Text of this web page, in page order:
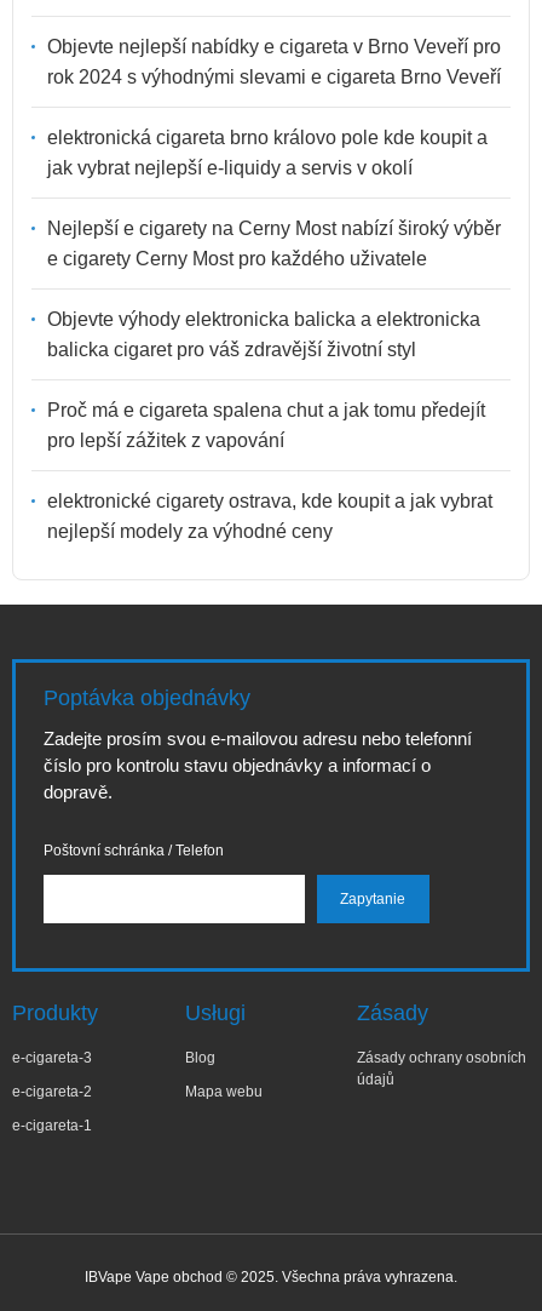
Objevte nejlepší nabídky e cigareta v Brno Veveří pro
rok 2024 s výhodnými slevami e cigareta Brno Veveří
elektronická cigareta brno královo pole kde koupit a
jak vybrat nejlepší e-liquidy a servis v okolí
Nejlepší e cigarety na Cerny Most nabízí široký výběr
e cigarety Cerny Most pro každého uživatele
Objevte výhody elektronicka balicka a elektronicka
balicka cigaret pro váš zdravější životní styl
Proč má e cigareta spalena chut a jak tomu předejít
pro lepší zážitek z vapování
elektronické cigarety ostrava, kde koupit a jak vybrat
nejlepší modely za výhodné ceny
Poptávka objednávky
Zadejte prosím svou e-mailovou adresu nebo telefonní
číslo pro kontrolu stavu objednávky a informací o
dopravě.
Poštovní schránka / Telefon
Produkty
e-cigareta-3
e-cigareta-2
e-cigareta-1
Usługi
Blog
Mapa webu
Zásady
Zásady ochrany osobních
údajů
IBVape Vape obchod © 2025. Všechna práva vyhrazena.
✕
Joa***a